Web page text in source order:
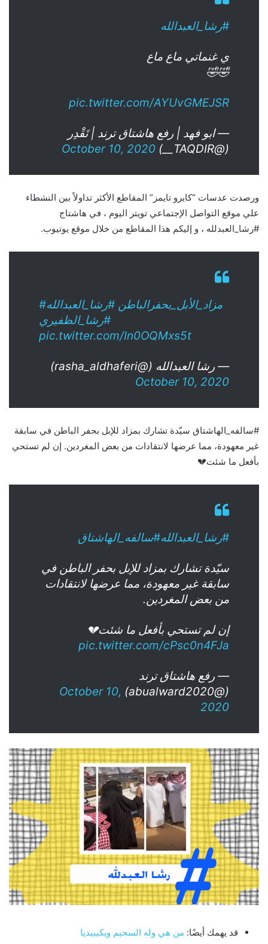
#رشا_العبدالله
ي غنماتي ماع ماع
🤣🤣
pic.twitter.com/AYUvGMEJSR
— ابو فهد | رفع هاشتاق ترند | تَقْدِر
(@TAQDIR__)
October 10, 2020
ورصدت عدسات “كايرو تايمز” المقاطع الأكثر تداولاً بين النشطاء
علي موقع التواصل الإجتماعي تويتر اليوم ، في هاشتاج
#رشا_العبدلله ، و إليكم هذا المقاطع من خلال موقع يوتيوب.
#مزاد_الأبل_بحفرالباطن #رشا_العبدالله
#رشا_الظفيري
pic.twitter.com/In0OQMxs5t
— رشا العبدالله (@rasha_aldhaferi)
October 10, 2020
‎#سالفه_الهاشتاق سيّدة تشارك بمزاد للإبل بحفر الباطن في سابقة
غير معهودة، مما عرضها لانتقادات من بعض المغردين. إن لم تستحي
بأفعل ما شئت💔
#رشا_العبدالله#سالفه_الهاشتاق
سيّدة تشارك بمزاد للإبل بحفر الباطن في
سابقة غير معهودة، مما عرضها لانتقادات
من بعض المغردين.
إن لم تستحي بأفعل ما شئت💔
pic.twitter.com/cPsc0n4FJa
— رفع هاشتاق ترند
(@abualward2020)
October 10,
2020
قد يهمك أيضًا: من هي وله السحيم ويكيبيديا